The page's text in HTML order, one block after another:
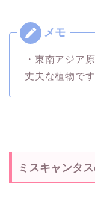
・東南アジア
丈夫な植物です
ミスキャンタ